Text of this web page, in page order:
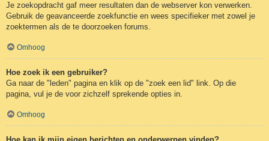
Je zoekopdracht gaf meer resultaten dan de webserver kon verwerken.
Gebruik de geavanceerde zoekfunctie en wees specifieker met zowel je
zoektermen als de te doorzoeken forums.
Omhoog
Hoe zoek ik een gebruiker?
Ga naar de "leden" pagina en klik op de "zoek een lid" link. Op die
pagina, vul je de voor zichzelf sprekende opties in.
Omhoog